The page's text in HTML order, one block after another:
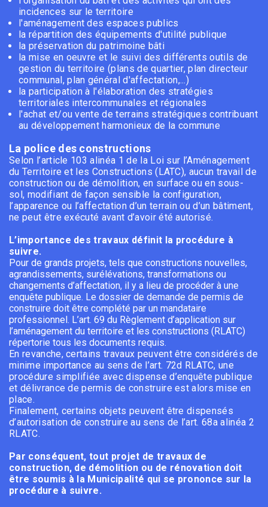
incidences sur le territoire
l'aménagement des espaces publics
la répartition des équipements d'utilité publique
la préservation du patrimoine bâti
la mise en oeuvre et le suivi des différents outils de
gestion du territoire (plans de quartier, plan directeur
communal, plan général d'affectation,...)
la participation à l'élaboration des stratégies
territoriales intercommunales et régionales
l'achat et/ou vente de terrains stratégiques contribuant
au développement harmonieux de la commune
La police des constructions
Selon l’article 103 alinéa 1 de la Loi sur l’Aménagement
du Territoire et les Constructions (LATC), aucun travail de
construction ou de démolition, en surface ou en sous-
sol, modifiant de façon sensible la configuration,
l’apparence ou l’affectation d’un terrain ou d’un bâtiment,
ne peut être exécuté avant d’avoir été autorisé.
L’importance des travaux définit la procédure à
suivre.
Pour de grands projets, tels que constructions nouvelles,
agrandissements, surélévations, transformations ou
changements d’affectation, il y a lieu de procéder à une
enquête publique. Le dossier de demande de permis de
construire doit être complété par un mandataire
professionnel. L’art. 69 du Règlement d’application sur
l’aménagement du territoire et les constructions (RLATC)
répertorie tous les documents requis.
En revanche, certains travaux peuvent être considérés de
minime importance au sens de l’art. 72d RLATC, une
procédure simplifiée avec dispense d’enquête publique
et délivrance de permis de construire est alors mise en
place.
Finalement, certains objets peuvent être dispensés
d’autorisation de construire au sens de l’art. 68a alinéa 2
RLATC.
Par conséquent, tout projet de travaux de
construction, de démolition ou de rénovation doit
être soumis à la Municipalité qui se prononce sur la
procédure à suivre.